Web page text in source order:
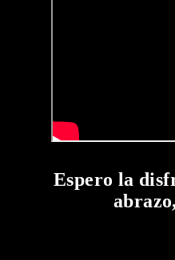
Espero la